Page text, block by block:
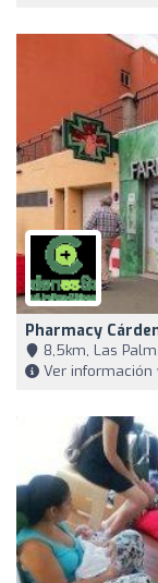
Pharmacy
8,5km, Las
Ver información